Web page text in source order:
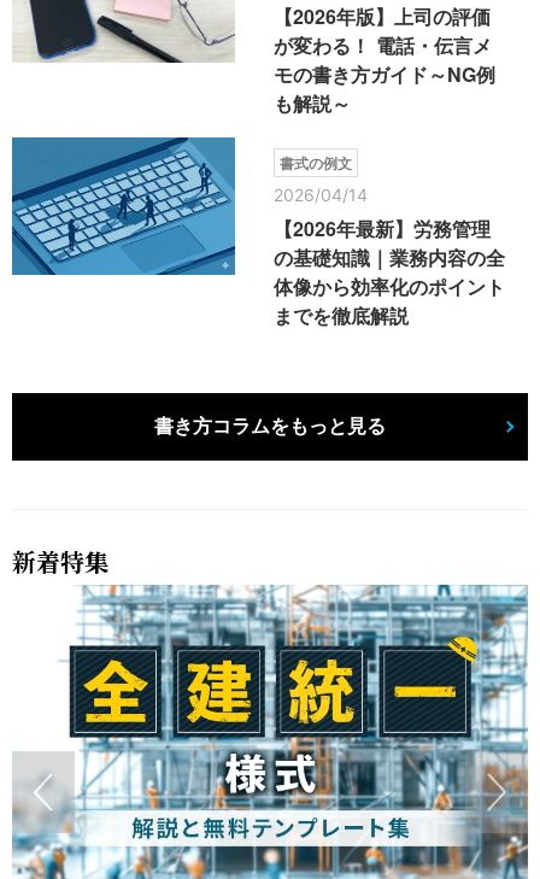
【2026年版】上司の評価
が変わる！ 電話・伝言メ
モの書き方ガイド～NG例
も解説～
書式の例文
2026/04/14
【2026年最新】労務管理
の基礎知識｜業務内容の全
体像から効率化のポイント
までを徹底解説
書き方コラムをもっと見る
新着特集